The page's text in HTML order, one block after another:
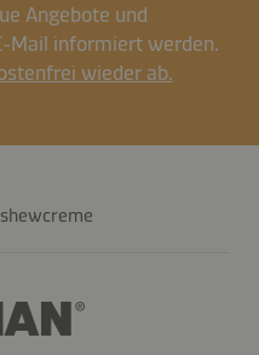
Angebote und
Mail informiert werden.
wieder ab.